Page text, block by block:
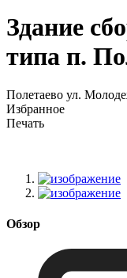
Здание
типа п.
Полетаево ул.
Избранное
Печать
Обзор